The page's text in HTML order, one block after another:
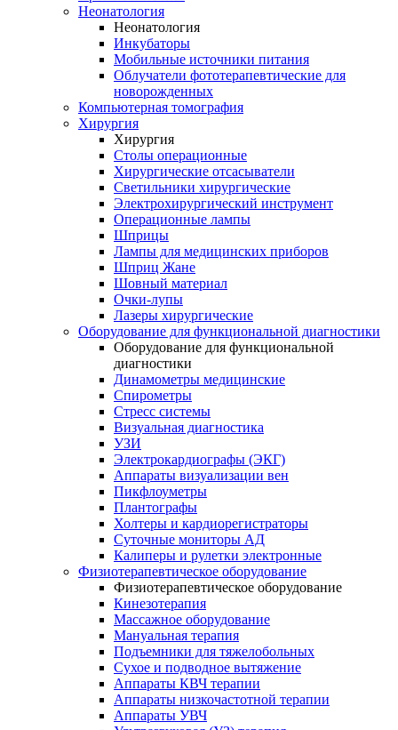
Неонатология
Неонатология
Инкубаторы
Мобильные источники питания
Облучатели фототерапевтические для
новорожденных
Компьютерная томография
Хирургия
Хирургия
Столы операционные
Хирургические отсасыватели
Светильники хирургические
Электрохирургический инструмент
Операционные лампы
Шприцы
Лампы для медицинских приборов
Шприц Жане
Шовный материал
Очки-лупы
Лазеры хирургические
Оборудование для функциональной диагностики
Оборудование для функциональной
диагностики
Динамометры медицинские
Спирометры
Стресс системы
Визуальная диагностика
УЗИ
Электрокардиографы (ЭКГ)
Аппараты визуализации вен
Пикфлоуметры
Плантографы
Холтеры и кардиорегистраторы
Суточные мониторы АД
Калиперы и рулетки электронные
Физиотерапевтическое оборудование
Физиотерапевтическое оборудование
Кинезотерапия
Массажное оборудование
Мануальная терапия
Подъемники для тяжелобольных
Сухое и подводное вытяжение
Аппараты КВЧ терапии
Аппараты низкочастотной терапии
Аппараты УВЧ